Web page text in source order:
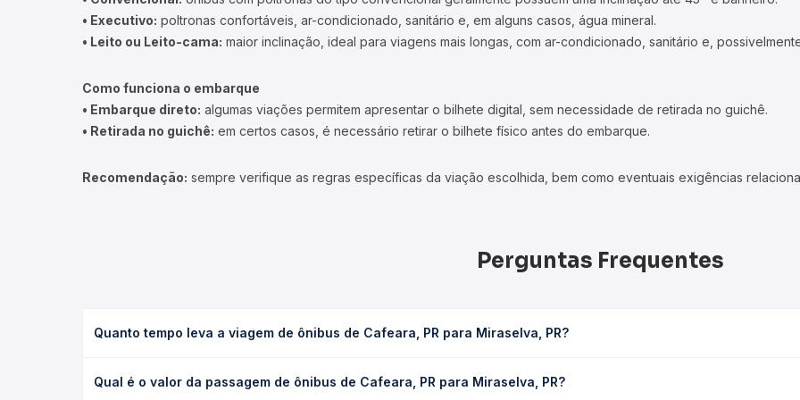
• Executivo: poltronas confortáveis, ar-condicionado, sanitário e, em alguns casos, água mineral.
• Leito ou Leito-cama: maior inclinação, ideal para viagens mais longas, com ar-condicionado, sanitário e,
Como funciona o embarque
• Embarque direto: algumas viações permitem apresentar o bilhete digital, sem necessidade de retirada no guichê.
• Retirada no guichê: em certos casos, é necessário retirar o bilhete físico antes do embarque.
Recomendação: sempre verifique as regras específicas da viação escolhida, bem como eventuais exigências
Perguntas Frequentes
Quanto tempo leva a viagem de ônibus de Cafeara, PR para Miraselva, PR?
as condições de tráfego. Na Quero Passagem você consulta os horários disponíveis e vê a duração exata de cada
Qual é o valor da passagem de ônibus de Cafeara, PR para Miraselva, PR?